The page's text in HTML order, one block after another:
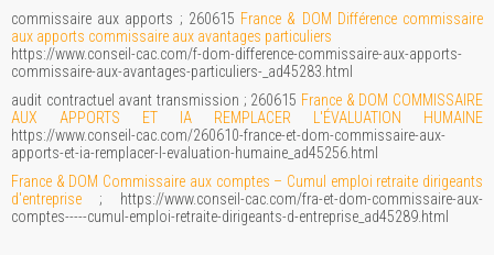
commissaire aux apports ; 260615 France & DOM Différence commissaire
aux apports commissaire aux avantages particuliers
https://www.conseil-cac.com/f-dom-difference-commissaire-aux-apports-
commissaire-aux-avantages-particuliers-_ad45283.html
audit contractuel avant transmission ; 260615 France & DOM COMMISSAIRE
AUX APPORTS ET IA REMPLACER L'ÉVALUATION HUMAINE
https://www.conseil-cac.com/260610-france-et-dom-commissaire-aux-
apports-et-ia-remplacer-l-evaluation-humaine_ad45256.html
France & DOM Commissaire aux comptes – Cumul emploi retraite dirigeants
d'entreprise ; https://www.conseil-cac.com/fra-et-dom-commissaire-aux-
comptes-----cumul-emploi-retraite-dirigeants-d-entreprise_ad45289.html